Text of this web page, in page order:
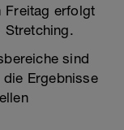
Freitag erfolgt
Stretching.
sind
Ergebnisse